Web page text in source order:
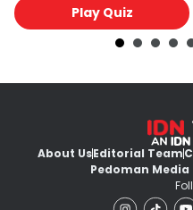
Play Quiz
About UsEditorial Team
Pedoman Media